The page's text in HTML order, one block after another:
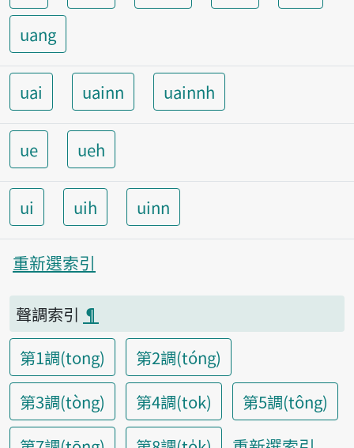
uang
uai uainn uainnh
ue ueh
ui uih uinn
重新選索引
聲調索引 ¶
第1調(tong)
第2調(tóng)
第3調(tòng)
第4調(tok)
第5調(tông)